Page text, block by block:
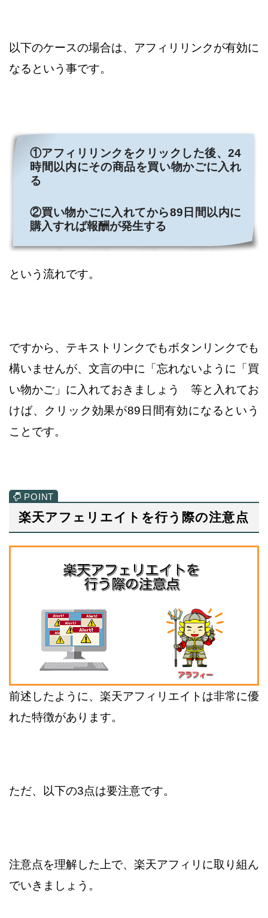
以下のケースの場合は、アフィリリンクが有効に
なるという事です。
①アフィリリンクをクリックした後、24
時間以内にその商品を買い物かごに入れ
る
②買い物かごに入れてから89日間以内に
購入すれば報酬が発生する
という流れです。
ですから、テキストリンクでもボタンリンクでも
構いませんが、 文言の中に「忘れないように「買
い物かご」に入れておきましょう 等と 入れてお
けば、クリック効果が89日間有効になるという
ことです。
楽天アフェリエイトを行う際の注意点
前述したように、楽天アフィリエイトは非常に優
れた特徴があります。
ただ、以下の3点は要注意です。
注意点を理解した上で、楽天アフィリに取り組ん
でいきましょう。